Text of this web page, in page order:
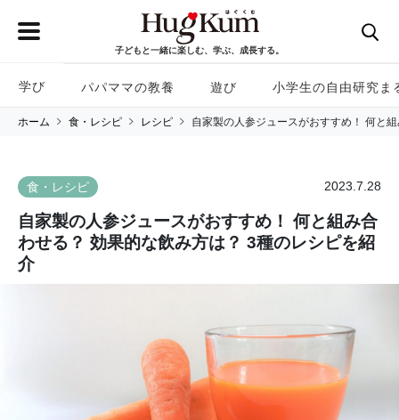
子どもと一緒に楽しむ、学ぶ、成長する。
学び パパママの教養 遊び 小学生の自由研究ま
ホーム 食・レシピ レシピ 自家製の人参ジュースがおすすめ！ 何と
食・レシピ 2023.7.28
自家製の人参ジュースがおすすめ！ 何と組み合
わせる？ 効果的な飲み方は？ 3種のレシピを紹
介